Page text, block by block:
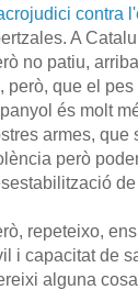
contra
A
no patiu,
però, que el
és molt
armes, que
però
repeteixo,
i capacitat de
alguna